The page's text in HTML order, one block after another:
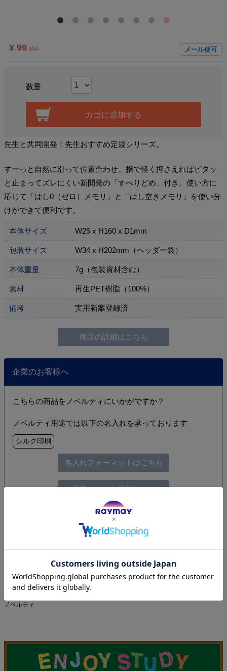
¥ 99 税込 メール便可
数量
カゴに追加する
先生と共同開発！先生おすすめ定規シリーズ。
すーっと自然に滑って位置合わせ、指で軽く押さえればピタッ
と止まってズレにくい新開発の「すべりどめ」付き。使い方に
応じて「はし0（ゼロ）メモリ」と「はし空きメモリ」を使い分
けができて便利です。
本体サイズ W25 x H160 x D1mm
包装サイズ W34 x H202mm（ヘッダー袋）
本体重量 7g（包装資材含む）
素材 再生PET樹脂（100%）
備考 実用新案登録済
商品の詳細はこちら
企業のお客様へ
こちらの商品をノベルティにいかがですか？
ノベルティ用途では以下の名入れを承っております
シルク印刷
名入れフォーマットはこちら
お見積もりのご依頼はこちら
先生オススメ!!
ライフスタイル
スクール＆キャンパス
ブランド
スタディメイト
ノベルティ